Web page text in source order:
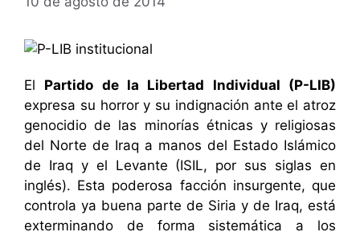
El Partido de la Libertad Individual (P-LIB)
expresa su horror y su indignación ante el atroz
genocidio de las minorías étnicas y religiosas
del Norte de Iraq a manos del Estado Islámico
de Iraq y el Levante (ISIL, por sus siglas en
inglés). Esta poderosa facción insurgente, que
controla ya buena parte de Siria y de Iraq, está
exterminando de forma sistemática a los